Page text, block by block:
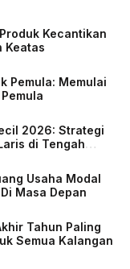
Kecantikan
Keatas
Pemula: Memulai
2026: Strategi
di Tengah
Usaha Modal
Masa Depan
Tahun Paling
Semua Kalangan